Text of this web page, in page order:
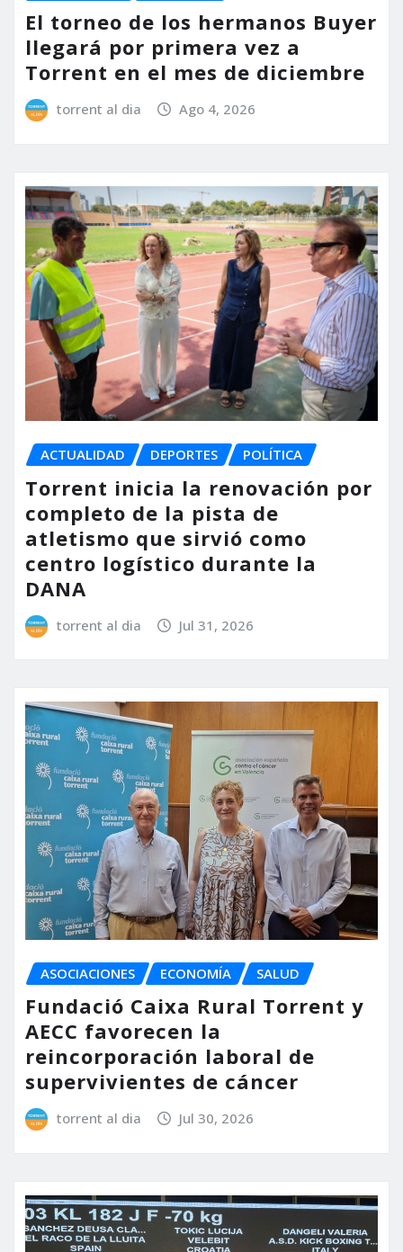
El torneo de los hermanos Buyer
llegará por primera vez a
Torrent en el mes de diciembre
torrent al dia Ago 4, 2026
ACTUALIDAD DEPORTES POLÍTICA
Torrent inicia la renovación por
completo de la pista de
atletismo que sirvió como
centro logístico durante la
DANA
torrent al dia Jul 31, 2026
ASOCIACIONES ECONOMÍA SALUD
Fundació Caixa Rural Torrent y
AECC favorecen la
reincorporación laboral de
supervivientes de cáncer
torrent al dia Jul 30, 2026